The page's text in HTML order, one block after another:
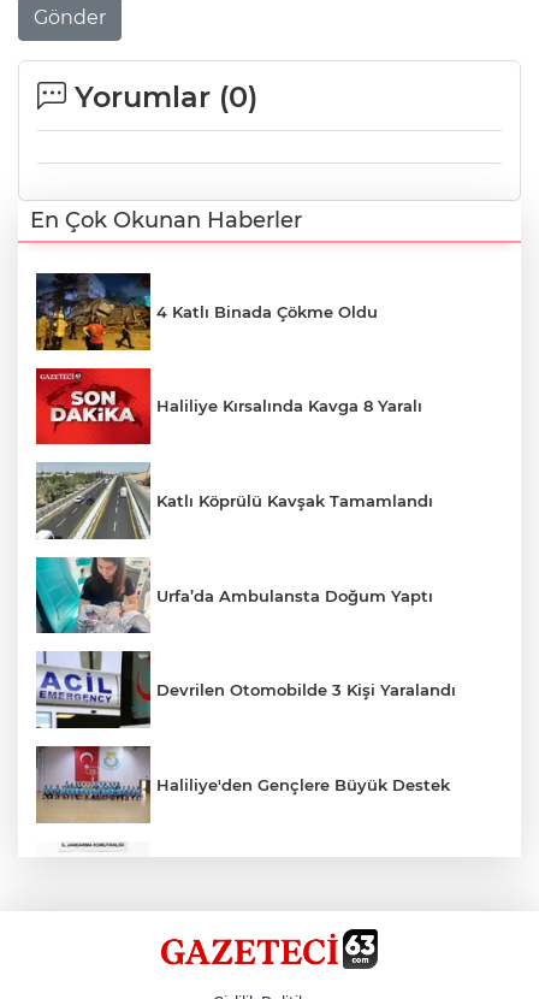
Gönder
Yorumlar (0)
En Çok Okunan Haberler
4 Katlı Binada Çökme Oldu
Haliliye Kırsalında Kavga 8 Yaralı
Katlı Köprülü Kavşak Tamamlandı
Urfa’da Ambulansta Doğum Yaptı
Devrilen Otomobilde 3 Kişi Yaralandı
Haliliye'den Gençlere Büyük Destek
Hikmet Başak’tan Ulaşım Çalışması